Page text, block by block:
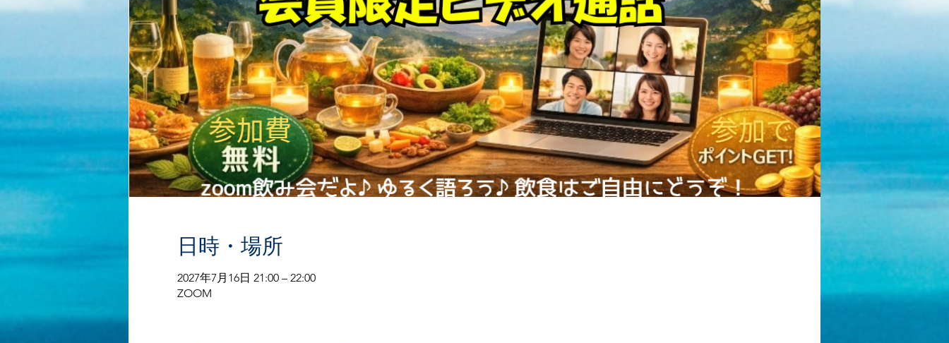
日時・場所
2027年7月16日 21:00 – 22:00
ZOOM